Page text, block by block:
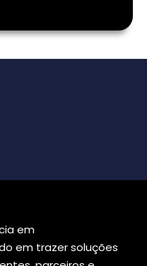
em
em trazer soluções